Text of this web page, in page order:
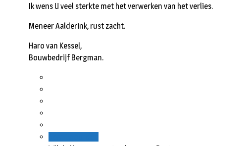
Ik wens U veel sterkte met het verwerken van het verlies.
Meneer Aalderink, rust zacht.
Haro van Kessel,
Bouwbedrijf Bergman.